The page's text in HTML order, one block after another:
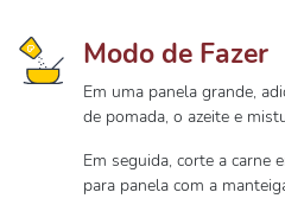
Modo de Fazer
Em uma panela grande,
de pomada, o azeite e
Em seguida, corte a carne
para panela com a